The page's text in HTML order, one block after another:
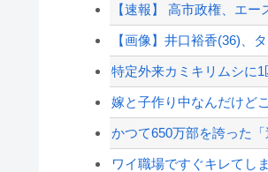
【速報】 高市政権、エ
【画像】井口裕香(36)、
特定外来カミキリムシに
嫁と子作り中なんだけど
かつて650万部を誇った
ワイ職場ですぐキレてし